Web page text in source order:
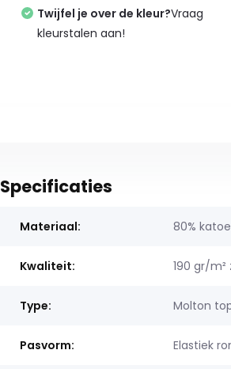
Twijfel je over de kleur?Vraag
kleurstalen aan!
Specificaties
Materiaal: 80%
Kwaliteit: 190 gr/
Type: Molton
Pasvorm: Elastiek